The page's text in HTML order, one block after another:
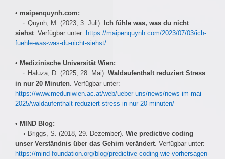
• maipenquynh.com:
◦ Quynh, M. (2023, 3. Juli).
Ich fühle was, was du nicht
siehst . Verfügbar unter: https://maipenquynh.com/2023/07/03/ich-
fuehle-was-was-du-nicht-siehst/
• Medizinische Universität Wien:
◦ Haluza, D. (2025, 28. Mai). Waldaufenthalt reduziert Stress
in nur 20 Minuten . Verfügbar unter:
https://www.meduniwien.ac.at/web/ueber-uns/news/news-im-mai-
2025/waldaufenthalt-reduziert-stress-in-nur-20-minuten/
• MIND Blog:
◦ Briggs, S. (2018, 29. Dezember). Wie predictive coding
unser Verständnis über das Gehirn verändert . Verfügbar unter:
https://mind-foundation.org/blog/predictive-coding-wie-vorhersagen-